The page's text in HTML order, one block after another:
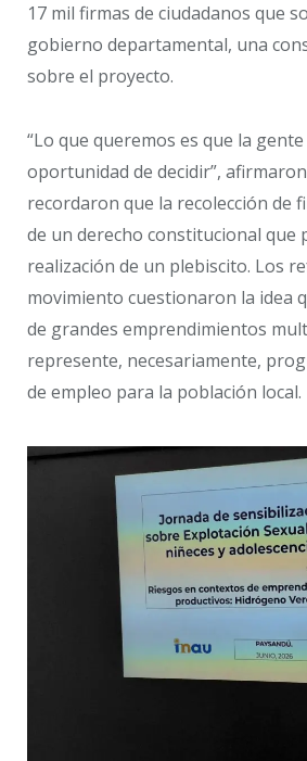
17 mil firmas de ciudadanos que
gobierno departamental, una
sobre el proyecto.
“Lo que queremos es que la
oportunidad de decidir”,
recordaron que la recolección de
de un derecho constitucional que
realización de un plebiscito. Los
movimiento cuestionaron la idea
de grandes emprendimientos
represente, necesariamente,
de empleo para la población local.